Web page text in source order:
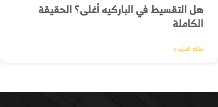
هل التقسيط في الباركيه أغلى؟ الحقيقة
الكاملة
طالع المزيد »